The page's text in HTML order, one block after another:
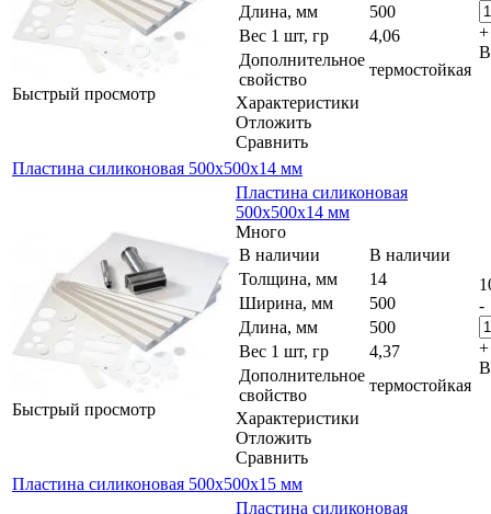
Быстрый просмотр
Длина, мм
500
Вес 1 шт, гр
4,06
Дополнительное
свойство
термостойкая
Характеристики
Отложить
Сравнить
+
В
Пластина силиконовая 500x500x14 мм
Быстрый просмотр
Пластина силиконовая
500x500x14 мм
Много
В наличии
В наличии
Толщина, мм
14
Ширина, мм
500
Длина, мм
500
Вес 1 шт, гр
4,37
Дополнительное
свойство
термостойкая
Характеристики
Отложить
Сравнить
-
+
В
Пластина силиконовая 500x500x15 мм
Пластина силиконовая